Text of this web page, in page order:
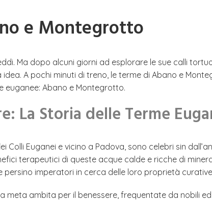
e Montegrotto
Ma dopo alcuni giorni ad esplorare le sue calli
A pochi minuti di treno, le terme di Abano e
euganee: Abano e Montegrotto.
La Storia delle Terme
Colli Euganei e vicino a Padova, sono celebri sin
terapeutici di queste acque calde e ricche di
imperatori in cerca delle loro proprietà
meta ambita per il benessere, frequentate da nobili